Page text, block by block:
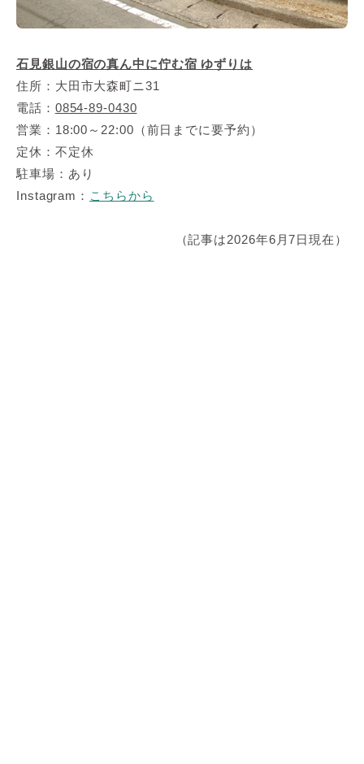
石見銀山の宿の真ん中に佇む宿 ゆずりは
住所：大田市大森町ニ31
電話： 0854-89-0430
営業：18:00～22:00（前日までに要予約）
定休：不定休
駐車場：あり
Instagram： こちらから
（記事は2026年6月7日現在）